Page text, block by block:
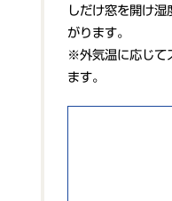
しだけ窓を開け
がります。
※外気温に応じて
ます。